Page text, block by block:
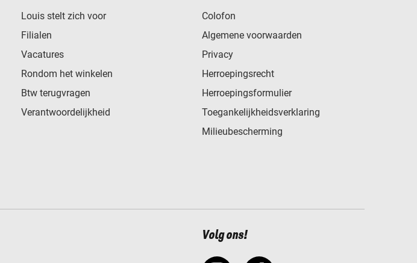
Louis stelt zich voor
Filialen
Vacatures
Rondom het winkelen
Btw terugvragen
Verantwoordelijkheid
Colofon
Algemene voorwaarden
Privacy
Herroepingsrecht
Herroepingsformulier
Toegankelijkheidsverklaring
Milieubescherming
Volg ons!